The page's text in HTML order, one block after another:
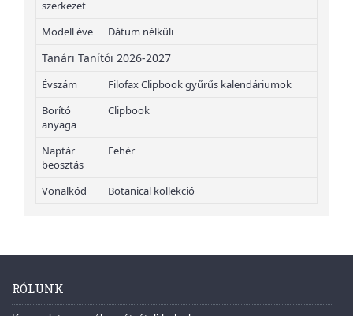
szerkezet
Modell éve Dátum nélküli
Tanári Tanítói 2026-2027
Évszám
Filofax Clipbook gyűrűs kalendáriumok
Borító
anyaga
Clipbook
Naptár
beosztás
Fehér
Vonalkód Botanical kollekció
RÓLUNK